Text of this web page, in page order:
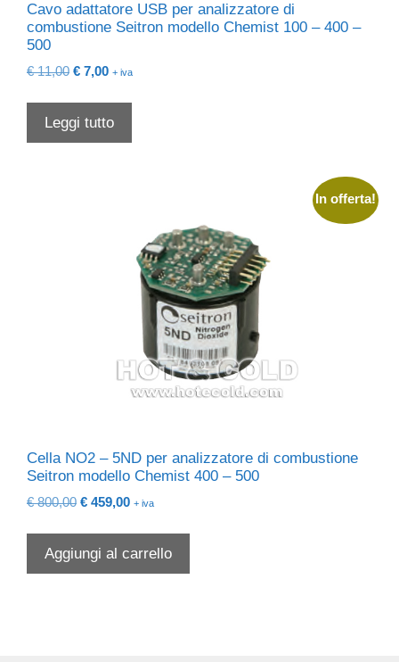
Cavo adattatore USB per analizzatore di
combustione Seitron modello Chemist 100 – 400 –
500
€11,00 Il
era:
€ 11,00.
€ 7,00Il
è:
€ 7,00.
+ iva
Leggi tutto
In offerta!
Cella NO2 – 5ND per analizzatore di combustione
Seitron modello Chemist 400 – 500
€800,00 Il
era:
€ 800,00.
€ 459,00Il
è:
€ 459,00.
+ iva
Aggiungi al carrello